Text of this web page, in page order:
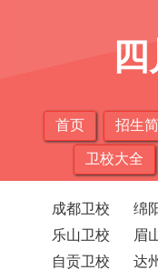
首页 招生
卫校大全
成都卫校 绵
乐山卫校
眉
自贡卫校
达